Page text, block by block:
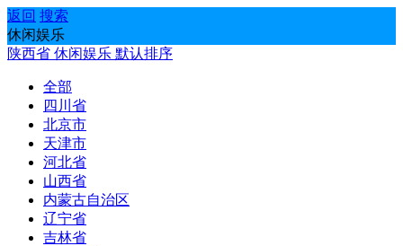
返回 搜索
休闲娱乐
陕西省 休闲娱乐 默认排序
全部
四川省
北京市
天津市
河北省
山西省
内蒙古自治区
辽宁省
吉林省